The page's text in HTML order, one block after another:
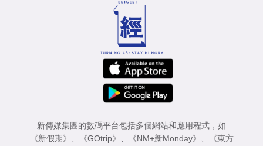
新傳媒集團的數碼平台包括多個網站和應用程式，如
《新假期》
《GOtrip》 《NM+新Monday》
《東方